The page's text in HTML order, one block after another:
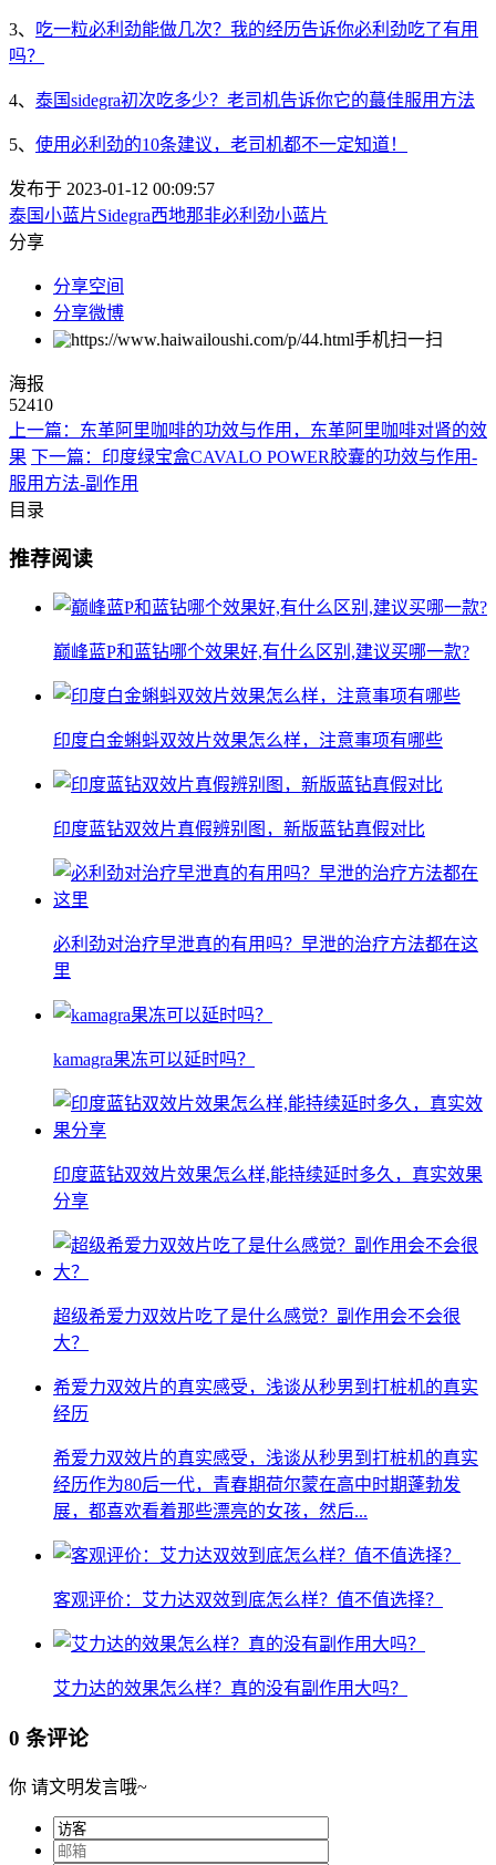
3、
吃一粒必利劲能做几次？我的经历告诉你必利劲吃了有用
吗？
4、 泰国sidegra初次吃多少？老司机告诉你它的蕞佳服用方法
5、 使用必利劲的10条建议，老司机都不一定知道！
发布于 2023-01-12 00:09:57
泰国小蓝片Sidegra西地那非必利劲小蓝片
分享
分享空间
分享微博
手机扫一扫
海报
52410
上一篇：东革阿里咖啡的功效与作用，东革阿里咖啡对肾的效
果 下一篇：印度绿宝盒CAVALO POWER胶囊的功效与作用-
服用方法-副作用
目录
推荐阅读
巅峰蓝P和蓝钻哪个效果好,有什么区别,建议买哪一款?
印度白金蝌蚪双效片效果怎么样，注意事项有哪些
印度蓝钻双效片真假辨别图，新版蓝钻真假对比
必利劲对治疗早泄真的有用吗？早泄的治疗方法都在这
里
kamagra果冻可以延时吗？
印度蓝钻双效片效果怎么样,能持续延时多久，真实效果
分享
超级希爱力双效片吃了是什么感觉？副作用会不会很
大？
希爱力双效片的真实感受，浅谈从秒男到打桩机的真实
经历
希爱力双效片的真实感受，浅谈从秒男到打桩机的真实
经历作为80后一代，青春期荷尔蒙在高中时期蓬勃发
展，都喜欢看着那些漂亮的女孩，然后...
客观评价：艾力达双效到底怎么样？值不值选择？
艾力达的效果怎么样？真的没有副作用大吗？
0 条评论
你 请文明发言哦~